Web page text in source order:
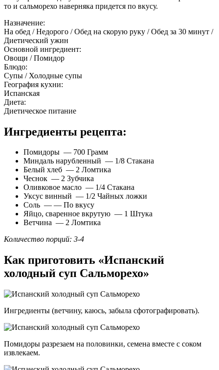
то и сальморехо наверняка придется по вкусу.
Назначение:
На обед / Недорого / Обед на скорую руку / Обед за 30 минут /
Диетический ужин
Основной ингредиент:
Овощи / Помидор
Блюдо:
Супы / Холодные супы
География кухни:
Испанская
Диета:
Диетическое питание
Ингредиенты рецепта:
Помидоры — 700 Грамм
Миндаль нарубленный — 1/8 Стакана
Белый хлеб — 2 Ломтика
Чеснок — 2 Зубчика
Оливковое масло — 1/4 Стакана
Уксус винный — 1/2 Чайных ложки
Соль — — По вкусу
Яйцо, сваренное вкрутую — 1 Штука
Ветчина — 2 Ломтика
Количество порций: 3-4
Как приготовить «Испанский
холодный суп Сальморехо»
Ингредиенты (ветчину, каюсь, забыла сфотографировать).
Помидоры разрезаем на половинки, семена вместе с соком
извлекаем.